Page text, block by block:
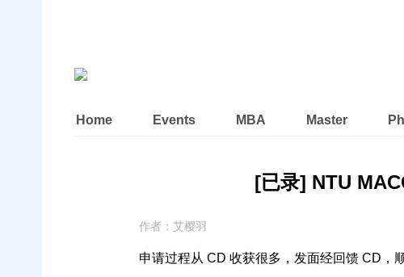
Home Events MBA Master
[已录] NTU
作者： 艾樱羽
申请过程从 CD 收获很多，发面经回馈 CD，